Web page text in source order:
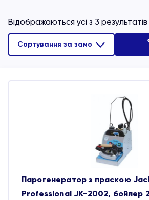
Відображаються усі з 3 результатів
Парогенератор з праскою
Professional JK-2002, бойлер